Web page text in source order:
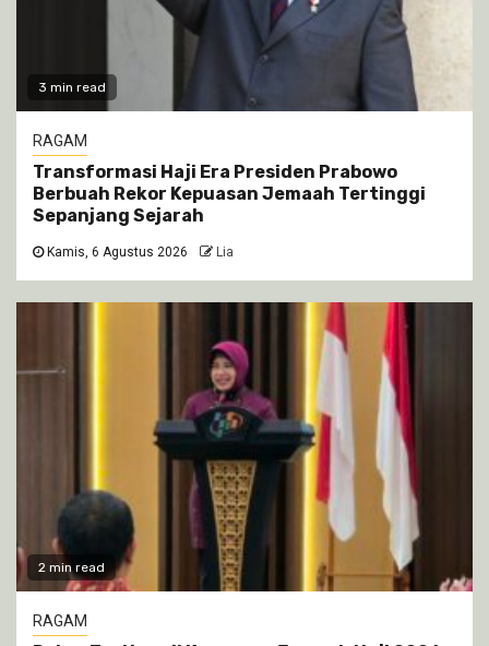
3 min read
RAGAM
Transformasi Haji Era Presiden Prabowo
Berbuah Rekor Kepuasan Jemaah Tertinggi
Sepanjang Sejarah
Kamis, 6 Agustus 2026 Lia
2 min read
RAGAM